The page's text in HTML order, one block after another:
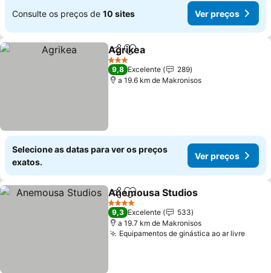
Consulte os preços de 10 sites Ver preços
PartilharAdicionar aos favoritos
Agrikea
3 Estrelas
9,8 Excelente
289
a 19.6 km de Makronisos
Selecione as datas para ver os preços
exatos.
Ver preços
PartilharAdicionar aos favoritos
Anemousa Studios
4 Estrelas
9,3 Excelente
533
a 19.7 km de Makronisos
Equipamentos de ginástica ao ar livre